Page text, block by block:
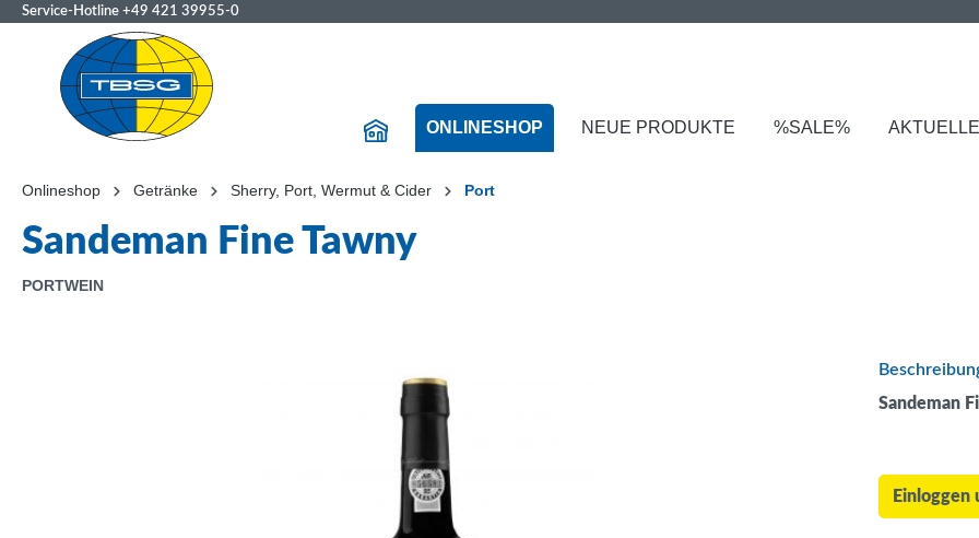
Service-Hotline +49 421 39955-0
ONLINESHOP NEUE PRODUKTE %SALE%
Onlineshop Getränke Sherry, Port, Wermut & Cider Port
Sandeman Fine Tawny
PORTWEIN
Sandeman
Einloggen